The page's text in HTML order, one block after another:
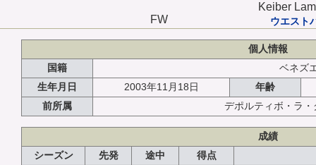
Keiber
FW
ウエスト
個人情報
国籍
ベネズ
生年月日
2003年11月18日
年齢
前所属
デポルティボ・ラ
成績
シーズン
先発 途中
得点